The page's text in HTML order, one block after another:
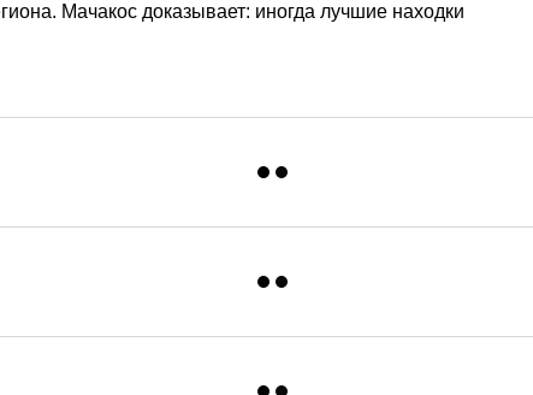
Мачакос доказывает: иногда лучшие находки